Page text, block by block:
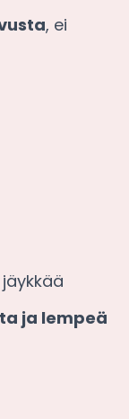
, ei
ja lempeä